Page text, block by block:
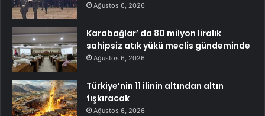
Ağustos 6, 2026
Karabağlar’ da 80 milyon liralık
sahipsiz atık yükü meclis gündeminde
Ağustos 6, 2026
Türkiye’nin 11 ilinin altından altın
fışkıracak
Ağustos 6, 2026